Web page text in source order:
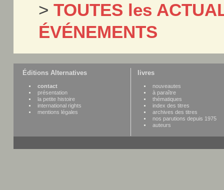
>TOUTES les
ÉVÉNEMENTS
Éditions Alternatives
contact
présentation
la petite histoire
international rights
mentions légales
livres
nouveautes
à paraître
thématiques
index des titres
archives des titres
nos parutions depuis 1975
auteurs